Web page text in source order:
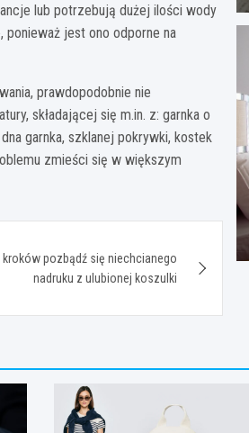
lub potrzebują dużej ilości wody
ponieważ jest ono odporne na
prawdopodobnie nie
składającej się m.in. z: garnka o
garnka, szklanej pokrywki, kostek
zmieści się w większym
pozbądź się niechcianego
nadruku z ulubionej koszulki